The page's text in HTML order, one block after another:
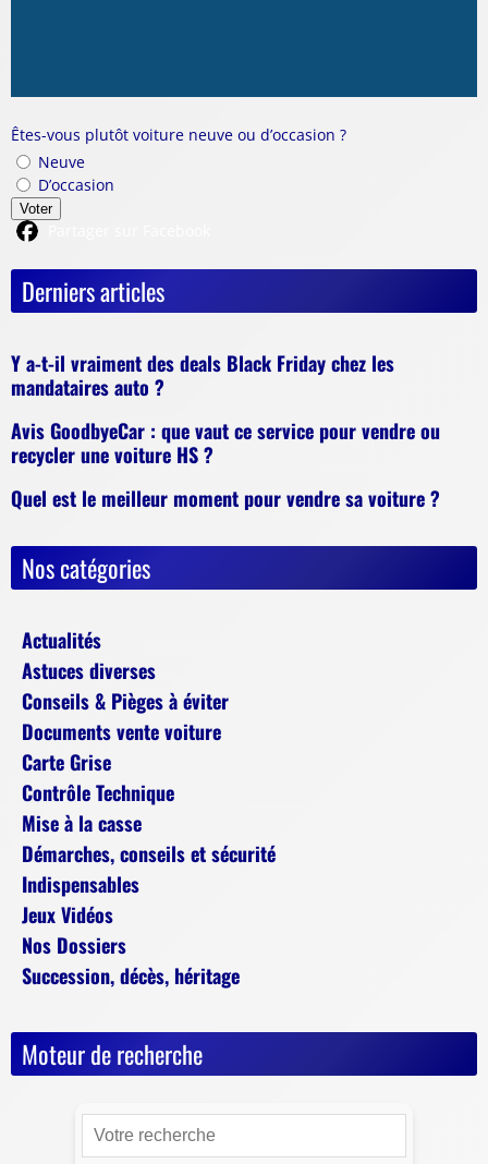
Êtes-vous plutôt voiture neuve ou d’occasion ?
Neuve
D’occasion
Voter
Derniers articles
Y a-t-il vraiment des deals Black Friday chez les
mandataires auto ?
Avis GoodbyeCar : que vaut ce service pour vendre ou
recycler une voiture HS ?
Quel est le meilleur moment pour vendre sa voiture ?
Nos catégories
Actualités
Astuces diverses
Conseils & Pièges à éviter
Documents vente voiture
Carte Grise
Contrôle Technique
Mise à la casse
Démarches, conseils et sécurité
Indispensables
Jeux Vidéos
Nos Dossiers
Succession, décès, héritage
Moteur de recherche